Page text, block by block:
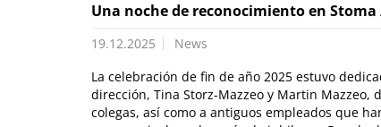
Una noche de reconocimiento en
19.12.2025
News
La celebración de fin de año 2025 estuvo
dirección, Tina Storz-Mazzeo y Martin Mazzeo,
colegas, así como a antiguos empleados que